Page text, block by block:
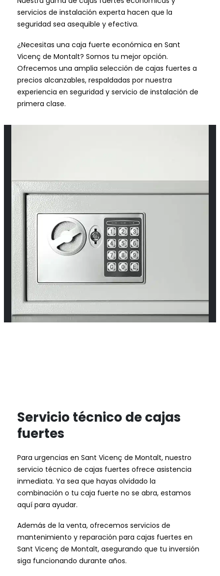
servicios de instalación experta hacen que la
seguridad sea asequible y efectiva.
¿Necesitas una caja fuerte económica en Sant
Vicenç de Montalt? Somos tu mejor opción.
Ofrecemos una amplia selección de cajas fuertes a
precios alcanzables, respaldadas por nuestra
experiencia en seguridad y servicio de instalación de
primera clase.
Servicio técnico de cajas
fuertes
Para urgencias en Sant Vicenç de Montalt, nuestro
servicio técnico de cajas fuertes ofrece asistencia
inmediata. Ya sea que hayas olvidado la
combinación o tu caja fuerte no se abra, estamos
aquí para ayudar.
Además de la venta, ofrecemos servicios de
mantenimiento y reparación para cajas fuertes en
Sant Vicenç de Montalt, asegurando que tu inversión
siga funcionando durante años.